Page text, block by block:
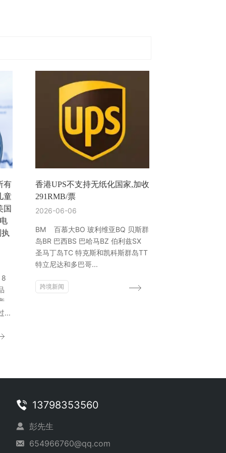
有
童
国
8
...
香港UPS不支持无纸化国家,加收
291RMB/票
2026-06-06
BM 百慕大BO 玻利维亚BQ 贝斯群
岛BR 巴西BS 巴哈马BZ 伯利兹SX
圣马丁岛TC 特克斯和凯科斯群岛TT
特立尼达和多巴哥...
跨境新闻
13798353560
彭先生
654966760@qq.com